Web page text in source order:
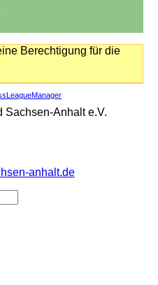
Berechtigung für die
Anhalt e.V.
anhalt.de